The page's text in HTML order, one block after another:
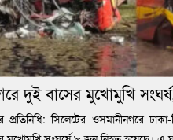
দুই বাসের মুখোমুখি
প্রতিনিধি: সিলেটের ওসমানীনগরে